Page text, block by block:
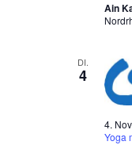
Ain
DI.
4
4.
Yoga